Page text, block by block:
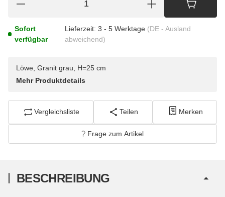
Sofort
verfügbar
Lieferzeit: 3 - 5 Werktage (DE - Ausland
abweichend)
Löwe, Granit grau, H=25 cm
Mehr Produktdetails
Vergleichsliste Teilen Merken
Frage zum Artikel
BESCHREIBUNG